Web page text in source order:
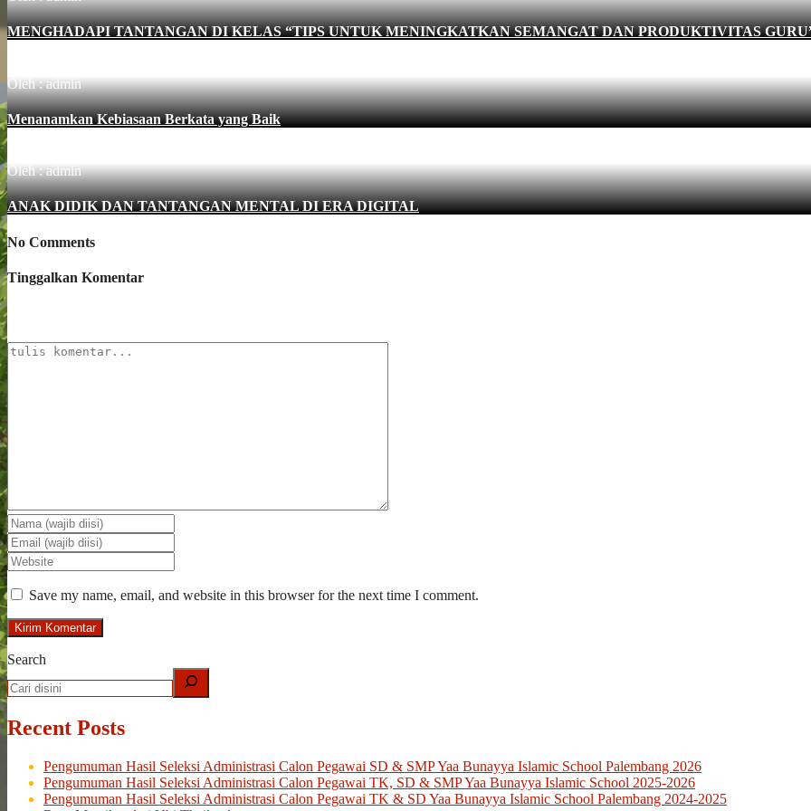
MENGHADAPI TANTANGAN DI KELAS “TIPS UNTUK MENINGKATKAN SEMANGAT DAN PRODUKTIVITAS
Oleh : admin
Menanamkan Kebiasaan Berkata yang Baik
Oleh : admin
ANAK DIDIK DAN TANTANGAN MENTAL DI ERA DIGITAL
No Comments
Tinggalkan Komentar
Save my name, email, and website in this browser for the next time I comment.
Search
Recent Posts
Pengumuman Hasil Seleksi Administrasi Calon Pegawai SD & SMP Yaa Bunayya Islamic School Palembang 2026
Pengumuman Hasil Seleksi Administrasi Calon Pegawai TK, SD & SMP Yaa Bunayya Islamic School 2025-2026
Pengumuman Hasil Seleksi Administrasi Calon Pegawai TK & SD Yaa Bunayya Islamic School Palembang 2024-2025